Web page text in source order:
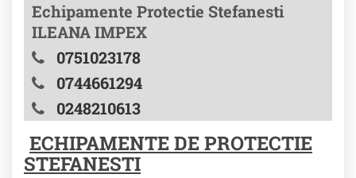
Echipamente Protectie Stefanesti
ILEANA IMPEX
0751023178
0744661294
0248210613
ECHIPAMENTE DE PROTECTIE
STEFANESTI